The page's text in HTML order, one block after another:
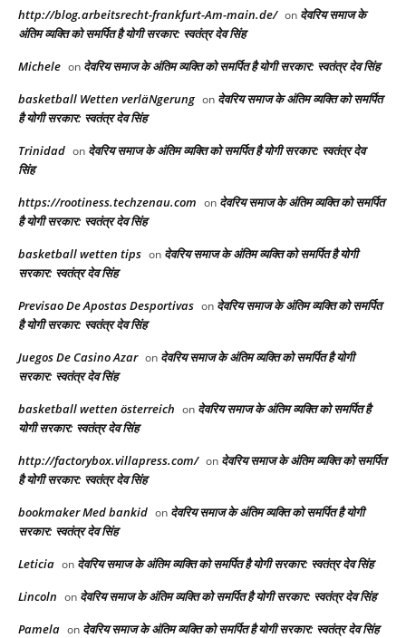
http://blog.arbeitsrecht-frankfurt-Am-main.de/ on देवरिय समाज के
अंतिम व्यक्ति को समर्पित है योगी सरकार: स्वतंत्र देव सिंह
Michele on देवरिय समाज के अंतिम व्यक्ति को समर्पित है योगी सरकार: स्वतंत्र देव सिंह
basketball Wetten verläNgerung on देवरिय समाज के अंतिम व्यक्ति को समर्पित
है योगी सरकार: स्वतंत्र देव सिंह
Trinidad on देवरिय समाज के अंतिम व्यक्ति को समर्पित है योगी सरकार: स्वतंत्र देव
सिंह
https://rootiness.techzenau.com on देवरिय समाज के अंतिम व्यक्ति को समर्पित
है योगी सरकार: स्वतंत्र देव सिंह
basketball wetten tips on देवरिय समाज के अंतिम व्यक्ति को समर्पित है योगी
सरकार: स्वतंत्र देव सिंह
Previsao De Apostas Desportivas on देवरिय समाज के अंतिम व्यक्ति को समर्पित
है योगी सरकार: स्वतंत्र देव सिंह
Juegos De Casino Azar on देवरिय समाज के अंतिम व्यक्ति को समर्पित है योगी
सरकार: स्वतंत्र देव सिंह
basketball wetten österreich on देवरिय समाज के अंतिम व्यक्ति को समर्पित है
योगी सरकार: स्वतंत्र देव सिंह
http://factorybox.villapress.com/ on देवरिय समाज के अंतिम व्यक्ति को समर्पित
है योगी सरकार: स्वतंत्र देव सिंह
bookmaker Med bankid on देवरिय समाज के अंतिम व्यक्ति को समर्पित है योगी
सरकार: स्वतंत्र देव सिंह
Leticia on देवरिय समाज के अंतिम व्यक्ति को समर्पित है योगी सरकार: स्वतंत्र देव सिंह
Lincoln on देवरिय समाज के अंतिम व्यक्ति को समर्पित है योगी सरकार: स्वतंत्र देव सिंह
Pamela on देवरिय समाज के अंतिम व्यक्ति को समर्पित है योगी सरकार: स्वतंत्र देव सिंह